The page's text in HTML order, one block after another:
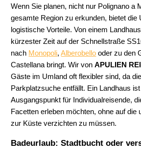
Wenn Sie planen, nicht nur Polignano a
gesamte Region zu erkunden, bietet die
logistische Vorteile. Von einem
kürzester Zeit auf der Schnellstraße
nach Monopoli,Alberobello oder zu den
Castellana bringt. Wir vonAPULIEN
Gäste im Umland oft flexibler sind, da
Parkplatzsuche entfällt. Ein Landhaus
Ausgangspunkt für Individualreisende,
Facetten erleben möchten, ohne auf die
zur Küste verzichten zu müssen.
Badeurlaub: Stadtbucht oder